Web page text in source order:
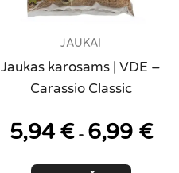
JAUKAI
Jaukas karosams | VDE –
Carassio Classic
5,94€- 6,99 €